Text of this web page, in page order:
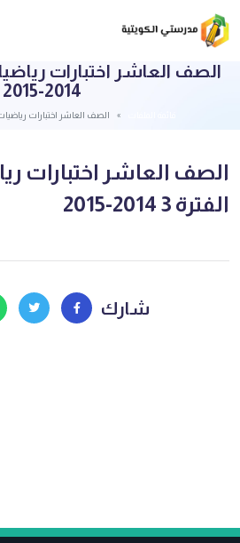
2014-2015
الصف العاشر اختبارات رياضيات محلولة
الصف العاشر اختبارات
الفترة 3 2014-2015
شارك